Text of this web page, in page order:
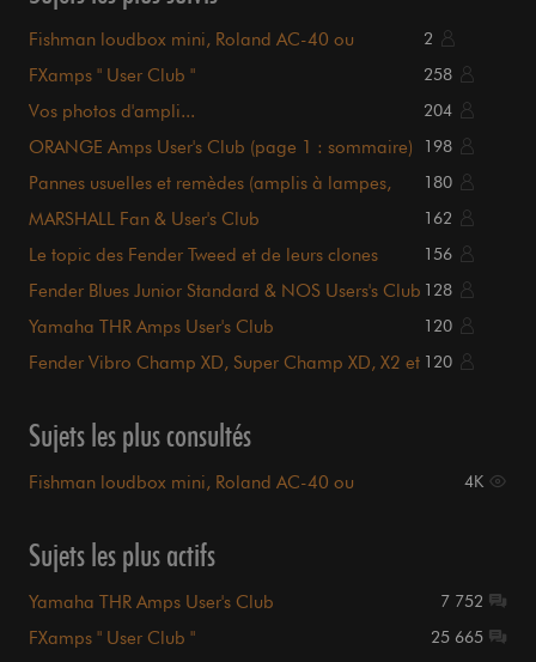
Fishman loudbox mini, Roland AC-40 ou
2
FXamps " User Club " 258
Vos photos d'ampli... 204
ORANGE Amps User's Club (page 1 : sommaire) 198
Pannes usuelles et remèdes (amplis à lampes,
180
MARSHALL Fan & User's Club 162
Le topic des Fender Tweed et de leurs clones 156
Fender Blues Junior Standard & NOS Users's Club 128
Yamaha THR Amps User's Club 120
Fender Vibro Champ XD, Super Champ XD, X2 et 120
Sujets les plus consultés
Fishman loudbox mini, Roland AC-40 ou
4K
Sujets les plus actifs
Yamaha THR Amps User's Club 7 752
FXamps " User Club " 25 665